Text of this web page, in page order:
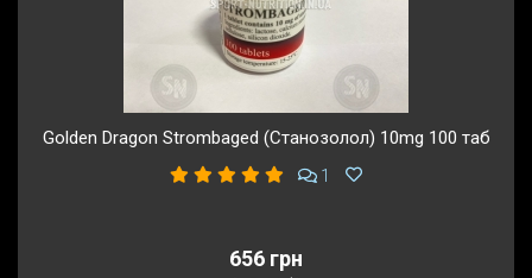
Golden Dragon Strombaged (Станозолол) 10mg 100 таб
1
656 грн